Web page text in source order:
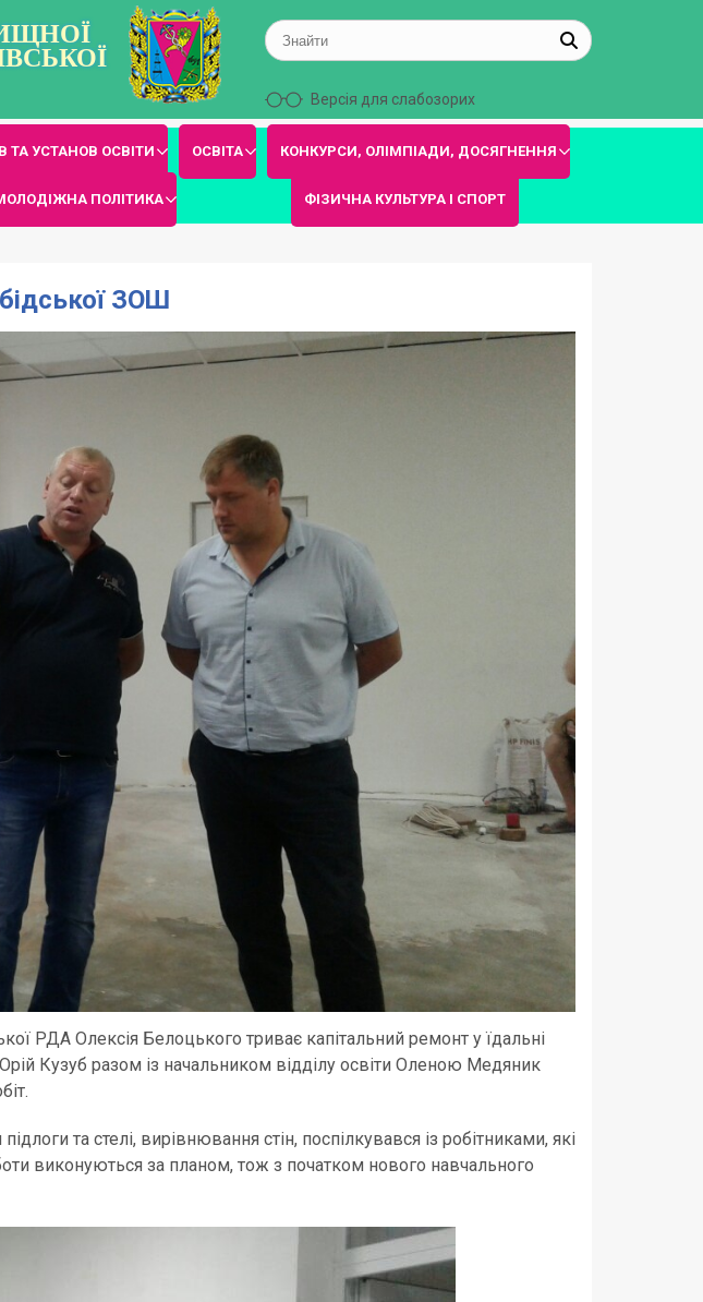
Версія для слабозорих
ТА УСТАНОВ ОСВІТИ ОСВІТА КОНКУРСИ, ОЛІМПІАДИ, ДОСЯГНЕННЯ
ПОЛІТИКА ФІЗИЧНА КУЛЬТУРА І СПОРТ
ЗОШ
РДА Олексія Белоцького триває капітальний ремонт у їдальні
Кузуб разом із начальником відділу освіти Оленою Медяник
та стелі, вирівнювання стін, поспілкувався із робітниками, які
виконуються за планом, тож з початком нового навчального